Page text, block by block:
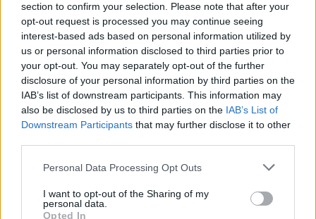
section to confirm your selection. Please note that after your
opt-out request is processed you may continue seeing
interest-based ads based on personal information utilized by
us or personal information disclosed to third parties prior to
your opt-out. You may separately opt-out of the further
disclosure of your personal information by third parties on the
IAB’s list of downstream participants. This information may
also be disclosed by us to third parties on the IAB’s List of
Downstream Participants that may further disclose it to other
Please note that this website/app uses one or more Google
not limited to your visit or usage behaviour. You may click to
grant or deny consent to Google and its third-party tags to
Personal Data Processing Opt Outs
I want to opt-out of the Sharing of my
personal data.
Opted In
07:00
24°
Καθαρός
Αίσθηση 23° Άνεμος 2 bf
08:00
26°
Καθαρός
Αίσθηση25°Άνεμος2 bf
29°
10:00 Καθαρός
Αίσθηση